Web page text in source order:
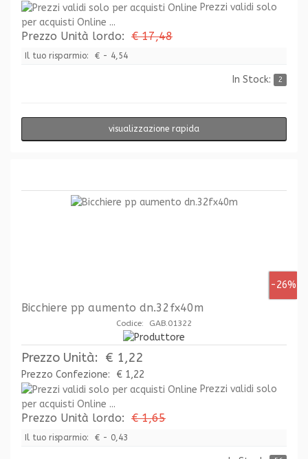
Prezzi validi solo
per acquisti Online ...
Prezzo Unità lordo: € 17,48
Il tuo risparmio: € - 4,54
In Stock: 2
visualizzazione rapida
-26%
Bicchiere pp aumento dn.32fx40m
Codice: GAB.01322
Prezzo Unità: € 1,22
Prezzo Confezione:
€ 1,22
Prezzi validi solo
per acquisti Online ...
Prezzo Unità lordo: € 1,65
Il tuo risparmio: € - 0,43